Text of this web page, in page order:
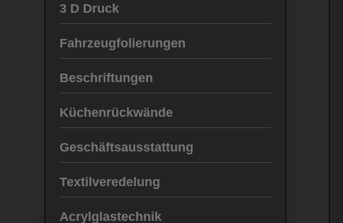
3 D Druck
Fahrzeugfolierungen
Beschriftungen
Küchenrückwände
Geschäftsausstattung
Textilveredelung
Acrylglastechnik